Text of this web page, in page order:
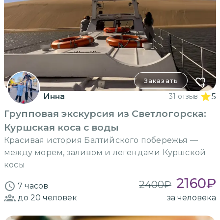
Заказать
Инна 31 отзыв 5
Групповая экскурсия из Светлогорска:
Куршская коса с воды
Красивая история Балтийского побережья —
между морем, заливом и легендами Куршской
косы
7 часов 2400₽ 2160₽
до 20 человек за человека